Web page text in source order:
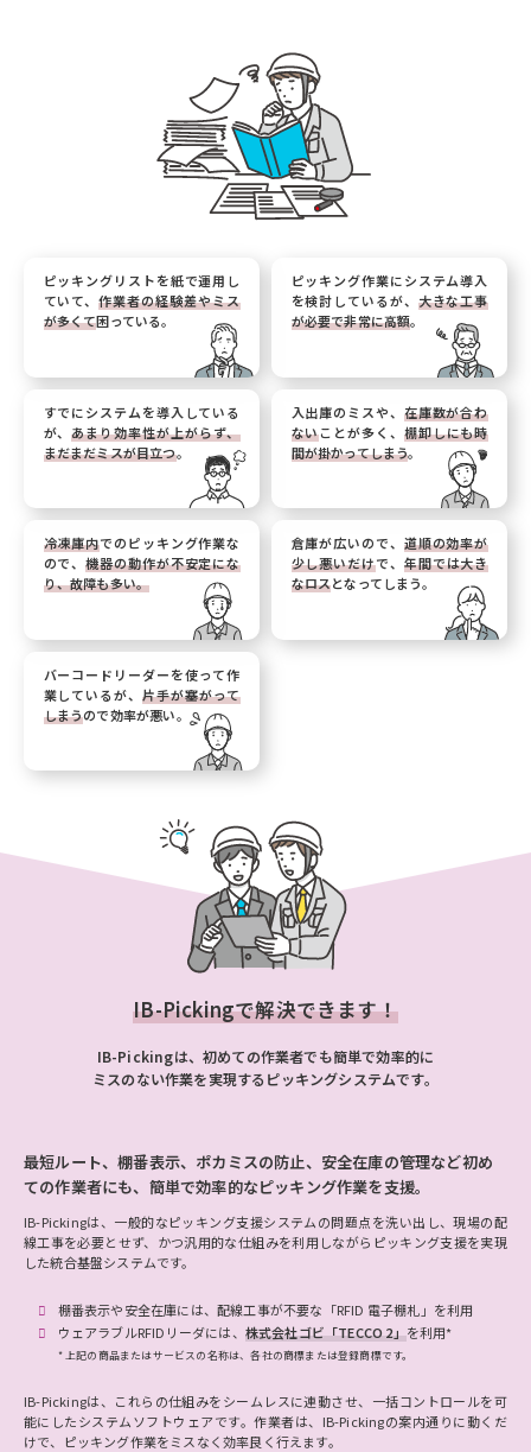
ピッキングリストを紙で運用し
ていて、作業者の経験差やミス
が多くて困っている。
ピッキング作業にシステム導入
を検討しているが、 大きな工事
が必要で非常に高額。
すでにシステムを導入している
が、あまり効率性が上がらず、
まだまだミスが目立つ。
入出庫のミスや、 在庫数が合わ
ないことが多く、 棚卸しにも時
間が掛かってしまう。
冷凍庫内でのピッキング作業な
ので、機器の動作が不安定にな
り、故障も多い。
倉庫が広いので、 道順の効率が
少し悪いだけで、 年間では大き
なロスとなってしまう。
バーコードリーダーを使って作
業しているが、片手が塞がって
しまうので効率が悪い。
IB-Pickingで解決できます！
IB-Pickingは、初めての作業者でも簡単で効率的に
ミスのない作業を実現するピッキングシステムです。
最短ルート、棚番表示、ポカミスの防止、安全在庫の管理など初め
ての作業者にも、簡単で効率的なピッキング作業を支援。
IB-Pickingは、一般的なピッキング支援システムの問題点を洗い出し、現場の配
線工事を必要とせず、かつ汎用的な仕組みを利用しながらピッキング支援を実現
した統合基盤システムです。
棚番表示や安全在庫には、配線工事が不要な「RFID 電子棚札」を利用
ウェアラブルRFIDリーダには、 株式会社ゴビ「TECCO 2」を利用*
* 上記の商品またはサービスの名称は、各社の商標または登録商標です。
IB-Pickingは、これらの仕組みをシームレスに連動させ、一括コントロールを可
能にしたシステムソフトウェアです。作業者は、IB-Pickingの案内通りに動くだ
けで、ピッキング作業をミスなく効率良く行えます。